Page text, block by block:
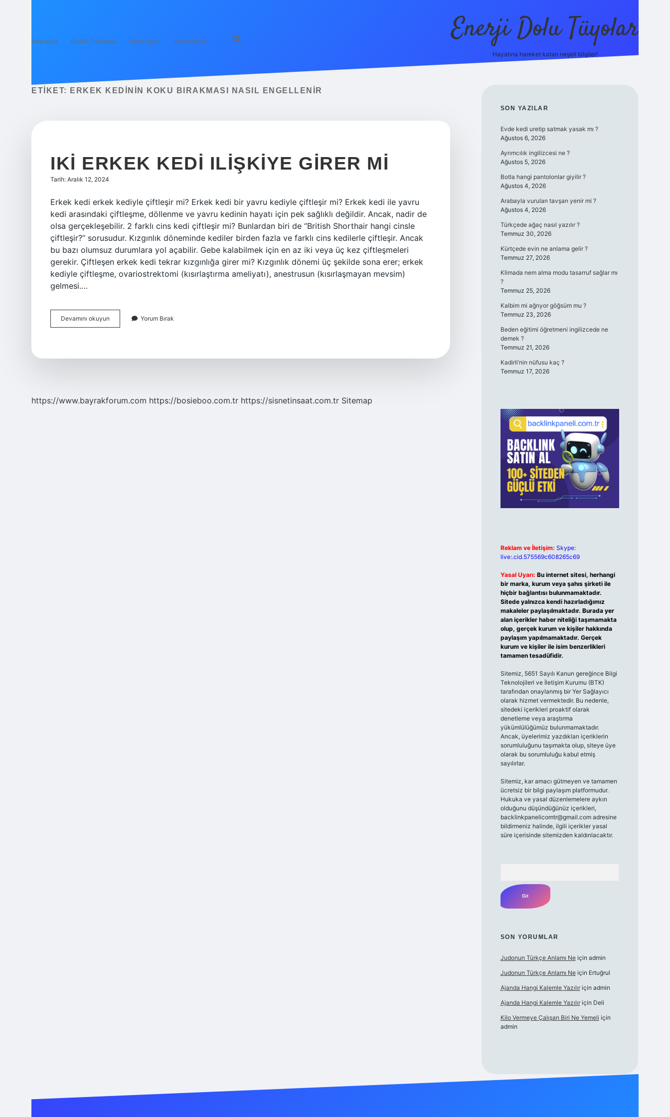
Anasayfa Gizlilik Politikası Yasal Uyarı Hakkımızda Enerji Dolu Tüyolar
Hayatına hareket katan neşeli bilgiler!
ETIKET: ERKEK KEDININ KOKU BIRAKMASI NASIL ENGELLENIR
IKI ERKEK KEDI ILIŞKIYE GIRER MI
Tarih: Aralık 12, 2024
Erkek kedi erkek kediyle çiftleşir mi? Erkek kedi bir yavru kediyle çiftleşir mi? Erkek kedi ile yavru
kedi arasındaki çiftleşme, döllenme ve yavru kedinin hayatı için pek sağlıklı değildir. Ancak, nadir de
olsa gerçekleşebilir. 2 farklı cins kedi çiftleşir mi? Bunlardan biri de “British Shorthair hangi cinsle
çiftleşir?” sorusudur. Kızgınlık döneminde kediler birden fazla ve farklı cins kedilerle çiftleşir. Ancak
bu bazı olumsuz durumlara yol açabilir. Gebe kalabilmek için en az iki veya üç kez çiftleşmeleri
gerekir. Çiftleşen erkek kedi tekrar kızgınlığa girer mi? Kızgınlık dönemi üç şekilde sona erer; erkek
kediyle çiftleşme, ovariostrektomi (kısırlaştırma ameliyatı), anestrusun (kısırlaşmayan mevsim)
gelmesi.…
Devamını okuyun
Erkek
Yorum Bırak
https://www.bayrakforum.com https://bosieboo.com.tr https://sisnetinsaat.com.tr Sitemap
SIDEBAR
SON YAZILAR
Evde kedi uretip satmak yasak mı ?
Ağustos 6, 2026
Ayrımcılık ingilizcesi ne ?
Ağustos 5, 2026
Botla hangi pantolonlar giyilir ?
Ağustos 4, 2026
Arabayla vurulan tavşan yenir mi ?
Ağustos 4, 2026
Türkçede ağaç nasıl yazılır ?
Temmuz 30, 2026
Kürtçede evin ne anlama gelir ?
Temmuz 27, 2026
Klimada nem alma modu tasarruf sağlar mı
?
Temmuz 25, 2026
Kalbim mi ağrıyor göğsüm mu ?
Temmuz 23, 2026
Beden eğitimi öğretmeni ingilizcede ne
demek ?
Temmuz 21, 2026
Kadirli’nin nüfusu kaç ?
Temmuz 17, 2026
Reklam ve İletişim: Skype:
live:.cid.575569c608265c69
Yasal Uyarı: Bu internet sitesi, herhangi
bir marka, kurum veya şahıs şirketi ile
hiçbir bağlantısı bulunmamaktadır.
Sitede yalnızca kendi hazırladığımız
makaleler paylaşılmaktadır. Burada yer
alan içerikler haber niteliği taşımamakta
olup, gerçek kurum ve kişiler hakkında
paylaşım yapılmamaktadır. Gerçek
kurum ve kişiler ile isim benzerlikleri
tamamen tesadüfidir.
Sitemiz, 5651 Sayılı Kanun gereğince Bilgi
Teknolojileri ve İletişim Kurumu (BTK)
tarafından onaylanmış bir Yer Sağlayıcı
olarak hizmet vermektedir. Bu nedenle,
sitedeki içerikleri proaktif olarak
denetleme veya araştırma
yükümlülüğümüz bulunmamaktadır.
Ancak, üyelerimiz yazdıkları içeriklerin
sorumluluğunu taşımakta olup, siteye üye
olarak bu sorumluluğu kabul etmiş
sayılırlar.
Sitemiz, kar amacı gütmeyen ve tamamen
ücretsiz bir bilgi paylaşım platformudur.
Hukuka ve yasal düzenlemelere aykırı
olduğunu düşündüğünüz içerikleri,
backlinkpanelicomtr@gmail.comadresine
bildirmeniz halinde, ilgili içerikler yasal
süre içerisinde sitemizden kaldırılacaktır.
SON YORUMLAR
Judonun Türkçe Anlamı Neiçin admin
Judonun Türkçe Anlamı Neiçin Ertuğrul
Ajanda Hangi Kalemle Yazılıriçin admin
Ajanda Hangi Kalemle Yazılıriçin Deli
Kilo Vermeye Çalışan Biri Ne Yemeli için
admin